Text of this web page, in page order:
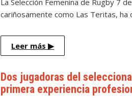
La Selección Femenina de Rugby 7
cariñosamente como Las Teritas, ha
Leer más ▶
Dos jugadoras del
primera experiencia